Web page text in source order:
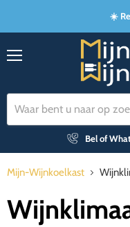
☀️
Bel of
Mijn-Wijnkoelkast